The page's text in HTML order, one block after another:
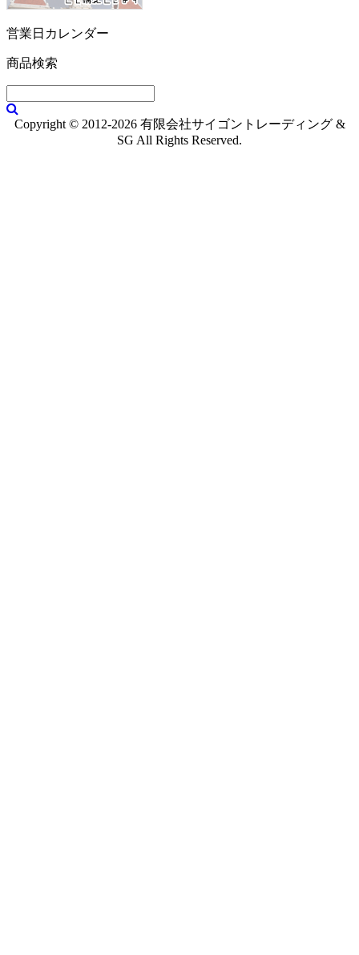
営業日カレンダー
商品検索
Copyright © 2012-2026 有限会社サイゴントレーディング &
SG All Rights Reserved.